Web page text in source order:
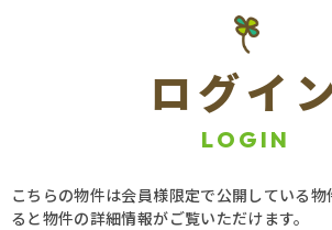
ログイ
LOGIN
こちらの物件は会員様限定で公開している
ると物件の詳細情報がご覧いただけます。